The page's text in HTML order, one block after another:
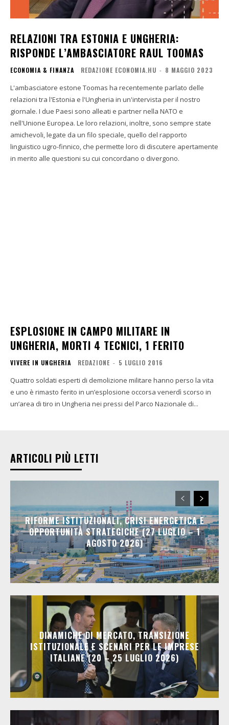
RELAZIONI TRA ESTONIA E UNGHERIA:
RISPONDE L’AMBASCIATORE RAUL TOOMAS
ECONOMIA & FINANZA REDAZIONE ECONOMIA.HU - 8 MAGGIO 2023
L'ambasciatore estone Toomas ha recentemente parlato delle
relazioni tra l'Estonia e l'Ungheria in un'intervista per il nostro
giornale. I due Paesi sono alleati e partner nella NATO e
nell'Unione Europea. Le loro relazioni, inoltre, sono sempre state
amichevoli, legate da un filo speciale, quello del rapporto
linguistico ugro-finnico, che permette loro di discutere apertamente
in merito alle questioni su cui concordano o divergono.
ESPLOSIONE IN CAMPO MILITARE IN
UNGHERIA, MORTI 4 TECNICI, 1 FERITO
VIVERE IN UNGHERIA REDAZIONE - 5 LUGLIO 2016
Quattro soldati esperti di demolizione militare hanno perso la vita
e uno è rimasto ferito in un’esplosione occorsa venerdì scorso in
un’area di tiro in Ungheria nei pressi del Parco Nazionale di...
ARTICOLI PIÙ LETTI
RIFORME ISTITUZIONALI, CRISI ENERGETICA E
OPPORTUNITÀ STRATEGICHE (27 LUGLIO – 1
AGOSTO 2026)
DINAMICHE DI MERCATO, TRANSIZIONE
ISTITUZIONALE E SCENARI PER LE IMPRESE
ITALIANE (20 – 25 LUGLIO 2026)